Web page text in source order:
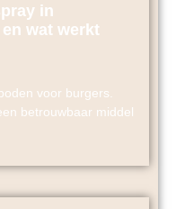
in
wat werkt
voor burgers.
betrouwbaar middel